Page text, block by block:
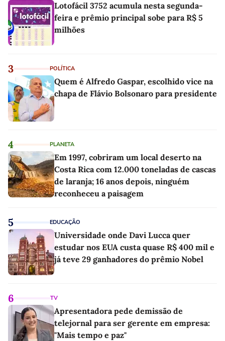
Lotofácil 3752 acumula nesta segunda-
feira e prêmio principal sobe para R$ 5
milhões
3 POLÍTICA
Quem é Alfredo Gaspar, escolhido vice na
chapa de Flávio Bolsonaro para presidente
4 PLANETA
Em 1997, cobriram um local deserto na
Costa Rica com 12.000 toneladas de cascas
de laranja; 16 anos depois, ninguém
reconheceu a paisagem
5 EDUCAÇÃO
Universidade onde Davi Lucca quer
estudar nos EUA custa quase R$ 400 mil e
já teve 29 ganhadores do prêmio Nobel
6 TV
Apresentadora pede demissão de
telejornal para ser gerente em empresa:
"Mais tempo e paz"